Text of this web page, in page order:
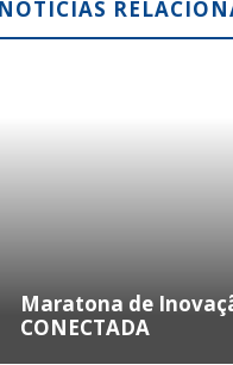
Maratona de
CONECTADA